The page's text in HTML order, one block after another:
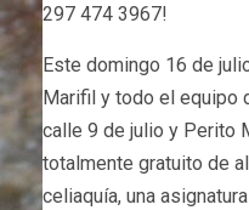
297 474 3967!
Este domingo 16 de
Marifil y todo el equipo
calle 9 de julio y Perito
totalmente gratuito de
celiaquía, una